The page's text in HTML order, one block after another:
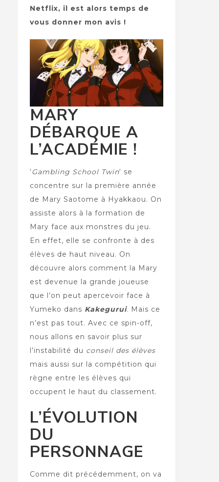
Netflix, il est alors temps de
vous donner mon avis !
MARY
DÉBARQUE A
L’ACADÉMIE !
‘Gambling School Twin‘ se
concentre sur la première année
de Mary Saotome à Hyakkaou. On
assiste alors à la formation de
Mary face aux monstres du jeu.
En effet, elle se confronte à des
élèves de haut niveau. On
découvre alors comment la Mary
est devenue la grande joueuse
que l’on peut apercevoir face à
Yumeko dans Kakegurui. Mais ce
n’est pas tout. Avec ce spin-off,
nous allons en savoir plus sur
l’instabilité du conseil des élèves
mais aussi sur la compétition qui
règne entre les élèves qui
occupent le haut du classement.
L’ÉVOLUTION
DU
PERSONNAGE
Comme dit précédemment, on va